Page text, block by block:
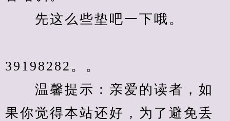
先这么些垫吧一下哦。
39198282。。
温馨提示：亲爱的读者，如
果你觉得本站还好，为了避免丢